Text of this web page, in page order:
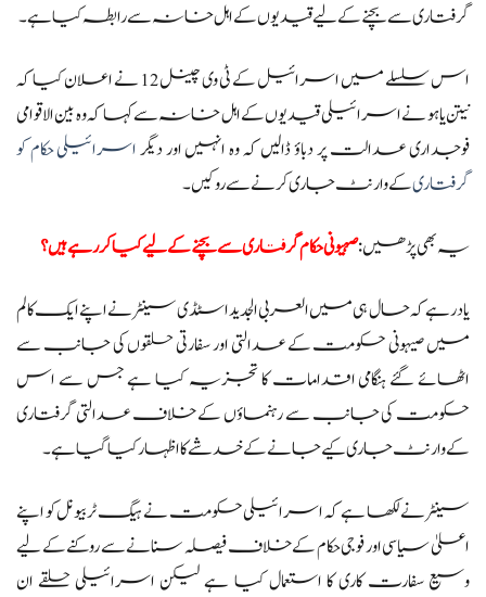
گرفتاری سے بچنے کے لیے قیدیوں کے اہل خانہ سے رابطہ کیا ہے۔
اس سلسلے میں اسرائیل کے ٹی وی چینل 12 نے اعلان کیا کہ
نیتن یاہو نے اسرائیلی قیدیوں کے اہل خانہ سے کہا کہ وہ بین الاقوامی
فوجداری عدالت پر دباؤ ڈالیں کہ وہ انہیں اور دیگراسرائیلی حکام کو
گرفتاریکے وارنٹ جاری کرنے سے روکیں۔
یہ بھی پڑھیں:صہیونی حکام گرفتاری سے بچنے کے لیے کیا کر رہے ہیں؟
یاد رہے کہ حال ہی میں العربی الجدید اسٹڈی سینٹر نے اپنے ایک کالم
میں صیہونی حکومت کے عدالتی اور سفارتی حلقوں کی جانب سے
اٹھائے گئے ہنگامی اقدامات کا تجزیہ کیا ہے جس سے اس
حکومت کی جانب سے رہنماؤں کے خلاف عدالتی گرفتاری
کے وارنٹ جاری کیے جانے کے خدشے کا اظہار کیا گیا ہے۔
سینٹر نے لکھا ہے کہ اسرائیلی حکومت نے ہیگ ٹربیونل کو اپنے
اعلیٰ سیاسی اور فوجی حکام کے خلاف فیصلہ سنانے سے روکنے کے لیے
وسیع سفارت کاری کا استعمال کیا ہے لیکن اسرائیلی حلقے ان